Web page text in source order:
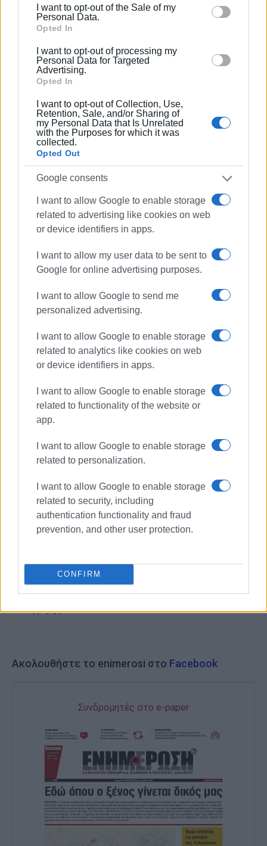
behaviour. You may click to grant or deny consent to
Google and its third-party tags to use your data for
section.
I want to opt-out of the Sale of my
Personal Data.
Opted In
I want to opt-out of processing my
Personal Data for Targeted
Advertising.
Opted In
I want to opt-out of Collection, Use,
Retention, Sale, and/or Sharing of
my Personal Data that Is Unrelated
with the Purposes for which it was
collected.
Opted Out
Google consents
I want to allow Google to enable storage
related to advertising like cookies on web
or device identifiers in apps.
I want to allow my user data to be sent to
Google for online advertising purposes.
I want to allow Google to send me
personalized advertising.
I want to allow Google to enable storage
related to analytics like cookies on web
or device identifiers in apps.
I want to allow Google to enable storage
related to functionality of the website or
app.
I want to allow Google to enable storage
related to personalization.
I want to allow Google to enable storage
related to security, including
authentication functionality and fraud
prevention, and other user protection.
CONFIRM
Σε ό,τι αφορά τον συνδυασμό της ΛΑΣΥ, που κέρδισε
δυο έδρες, σύμφωνα με τον κ. Ρούσσινο ο ίδιος
εκλέγεται στη ΔΕ Εσπερίων, ενώ στην ΔΕ Θιναλίου ο
Βαρθολομαίος Μπάνος.
Εν αναμονή
Ενόψει πάντως της ανακοίνωσης των αποτελεσμάτων
από το Πρωτοδικείο δεν αποκλείεται να υπάρξουν και
αλλαγές, καθώς σε ορισμένες περιπτώσεις οι
υποψήφιοι είναι πολύ κοντά σε σταυρούς.
ΦΩΤΟ ΑΡΧΕΙΟΥ
Εμφανίσεις: 101
ΜΑΡΙΑ ΜΠΑΖΔΡΙΓΙΑΝΝΗ
Η Μαρία Μπαζδριγιάννη γεννήθηκε και μεγάλωσε
στη Θεσσαλονίκη. Είναι απόφοιτος του Τμήματος
Πανεπιστημίου Θεσσαλονίκης. Εργάστηκε ως
δημοσιογράφος αρχικά σε περιοδικά της
συμπρωτεύουσας και εν συνεχεία στην
εφημερίδα «Αγγελιοφόρος» υπηρετώντας το
ελεύθερο ρεπορτάζ, ενώ είχε τον συντονισμό
ύλης σε έκτακτες ένθετες εκδόσεις για την
εκπαίδευση. Τα έτη 2016 – 2017 υπήρξε
διδάσκουσα στο Τμήμα Δημοσιογραφίας
Συντακτών & Ρεπόρτερ του Δημόσιου ΙΕΚ
Κέρκυρας. Εν συνεχεία απασχολήθηκε ως
δημοσιογράφος στο Γραφείο Τύπου της
του 2021 εργάζεται στην «Καθημερινή
Ενημέρωση». Είναι μέλος της ΕΣΗΕΜ-Θ από το
2007. Μιλάει αγγλικά και γερμανικά, ενώ είναι
έγγαμη με δυο παιδιά.
Ακολουθήστε το enimerosi στο Facebook
Συνδρομητές στο e-paper